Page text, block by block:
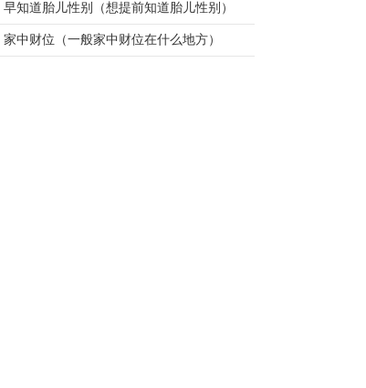
早知道胎儿性别（想提前知道胎儿性别）
家中财位（一般家中财位在什么地方）